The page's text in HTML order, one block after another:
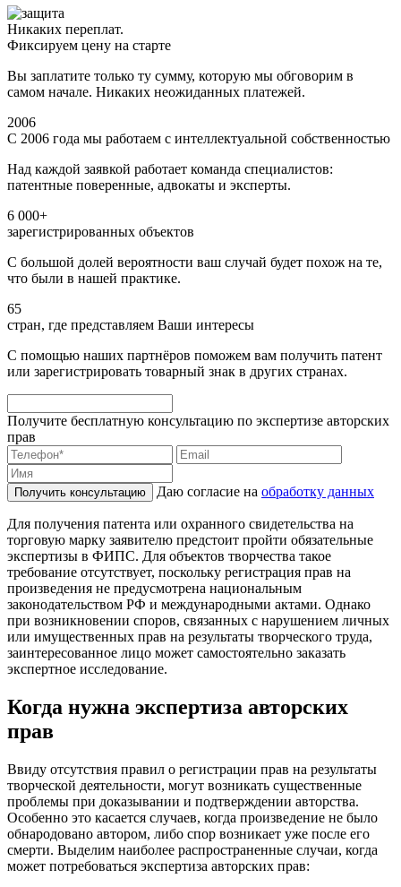
Никаких переплат.
Фиксируем цену на старте
Вы заплатите только ту сумму, которую мы обговорим в
самом начале. Никаких неожиданных платежей.
2006
С 2006 года мы работаем с интеллектуальной собственностью
Над каждой заявкой работает команда специалистов:
патентные поверенные, адвокаты и эксперты.
6 000+
зарегистрированных объектов
С большой долей вероятности ваш случай будет похож на те,
что были в нашей практике.
65
стран, где представляем Ваши интересы
С помощью наших партнёров поможем вам получить патент
или зарегистрировать товарный знак в других странах.
Получите бесплатную консультацию по экспертизе авторских
прав
Получить консультацию Даю согласие на обработку данных
Для получения патента или охранного свидетельства на
торговую марку заявителю предстоит пройти обязательные
экспертизы в ФИПС. Для объектов творчества такое
требование отсутствует, поскольку регистрация прав на
произведения не предусмотрена национальным
законодательством РФ и международными актами. Однако
при возникновении споров, связанных с нарушением личных
или имущественных прав на результаты творческого труда,
заинтересованное лицо может самостоятельно заказать
экспертное исследование.
Когда нужна экспертиза авторских
прав
Ввиду отсутствия правил о регистрации прав на результаты
творческой деятельности, могут возникать существенные
проблемы при доказывании и подтверждении авторства.
Особенно это касается случаев, когда произведение не было
обнародовано автором, либо спор возникает уже после его
смерти. Выделим наиболее распространенные случаи, когда
может потребоваться экспертиза авторских прав: